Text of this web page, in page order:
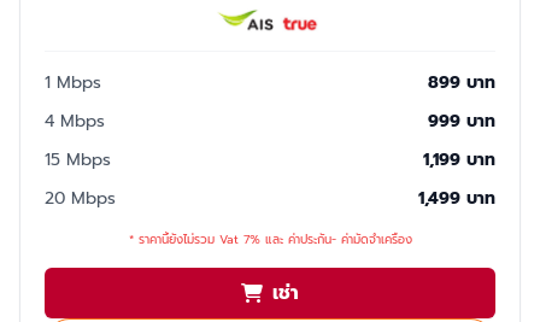
1 Mbps
899 บาท
4 Mbps
999 บาท
15 Mbps
1,199 บาท
20 Mbps
1,499 บาท
* ราคานี้ยังไม่รวม Vat 7% และ ค่าประกัน- ค่ามัดจำเครื่อง
เช่า